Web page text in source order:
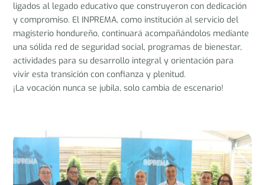
ligados al legado educativo que construyeron con dedicación
y compromiso. El INPREMA, como institución al servicio del
magisterio hondureño, continuará acompañándolos mediante
una sólida red de seguridad social, programas de bienestar,
actividades para su desarrollo integral y orientación para
vivir esta transición con confianza y plenitud.
¡La vocación nunca se jubila, solo cambia de escenario!